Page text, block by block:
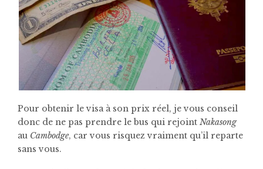
Pour obtenir le visa à son prix réel, je vous conseil
donc de ne pas prendre le bus qui rejoint Nakasong
au Cambodge, car vous risquez vraiment qu’il reparte
sans vous.